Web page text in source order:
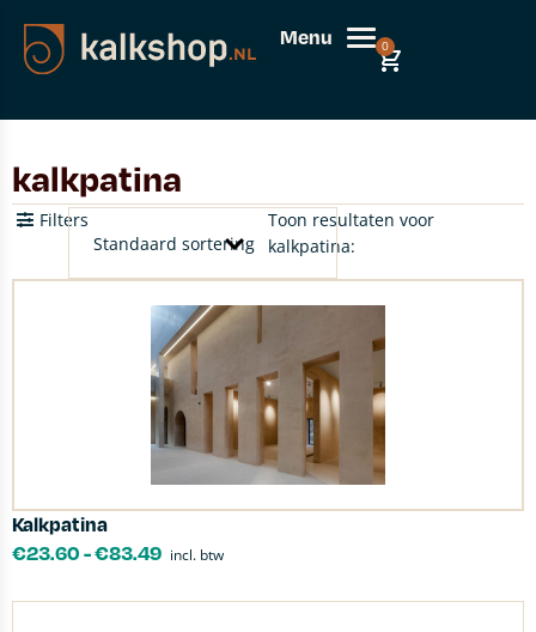
Menu 0
kalkpatina
Toon resultaten voor
kalkpatina:
Filters
Kalkpatina
€23.60-€83.49 incl. btw